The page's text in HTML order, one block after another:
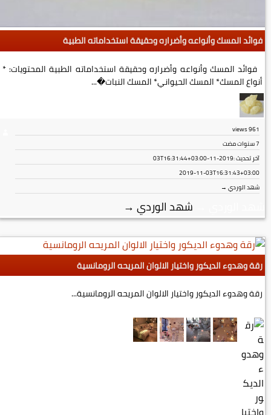
فوائد المسك وأنواعه وأضراره وحقيقة استخداماته الطبية
فوائد المسك وأنواعه وأضراره وحقيقة استخداماته الطبية المحتويات: *
أنواع المسك* المسك الحيواني* المسك النبات�...
961
views
7 سنوات مضت
آخر تحديث :2019-11-03T16:31:44+03:00
2019-11-03T16:31:43+03:00
شهد الوردي →
شهد الوردي →
رقة وهدوء الديكور واختيار الالوان المريحه الرومانسية
رقة وهدوء الديكور واختيار الالوان المريحه الرومانسية...